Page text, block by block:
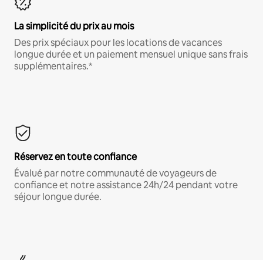
La simplicité du prix au mois
Des prix spéciaux pour les locations de vacances
longue durée et un paiement mensuel unique sans frais
supplémentaires.*
Réservez en toute confiance
Évalué par notre communauté de voyageurs de
confiance et notre assistance 24h/24 pendant votre
séjour longue durée.